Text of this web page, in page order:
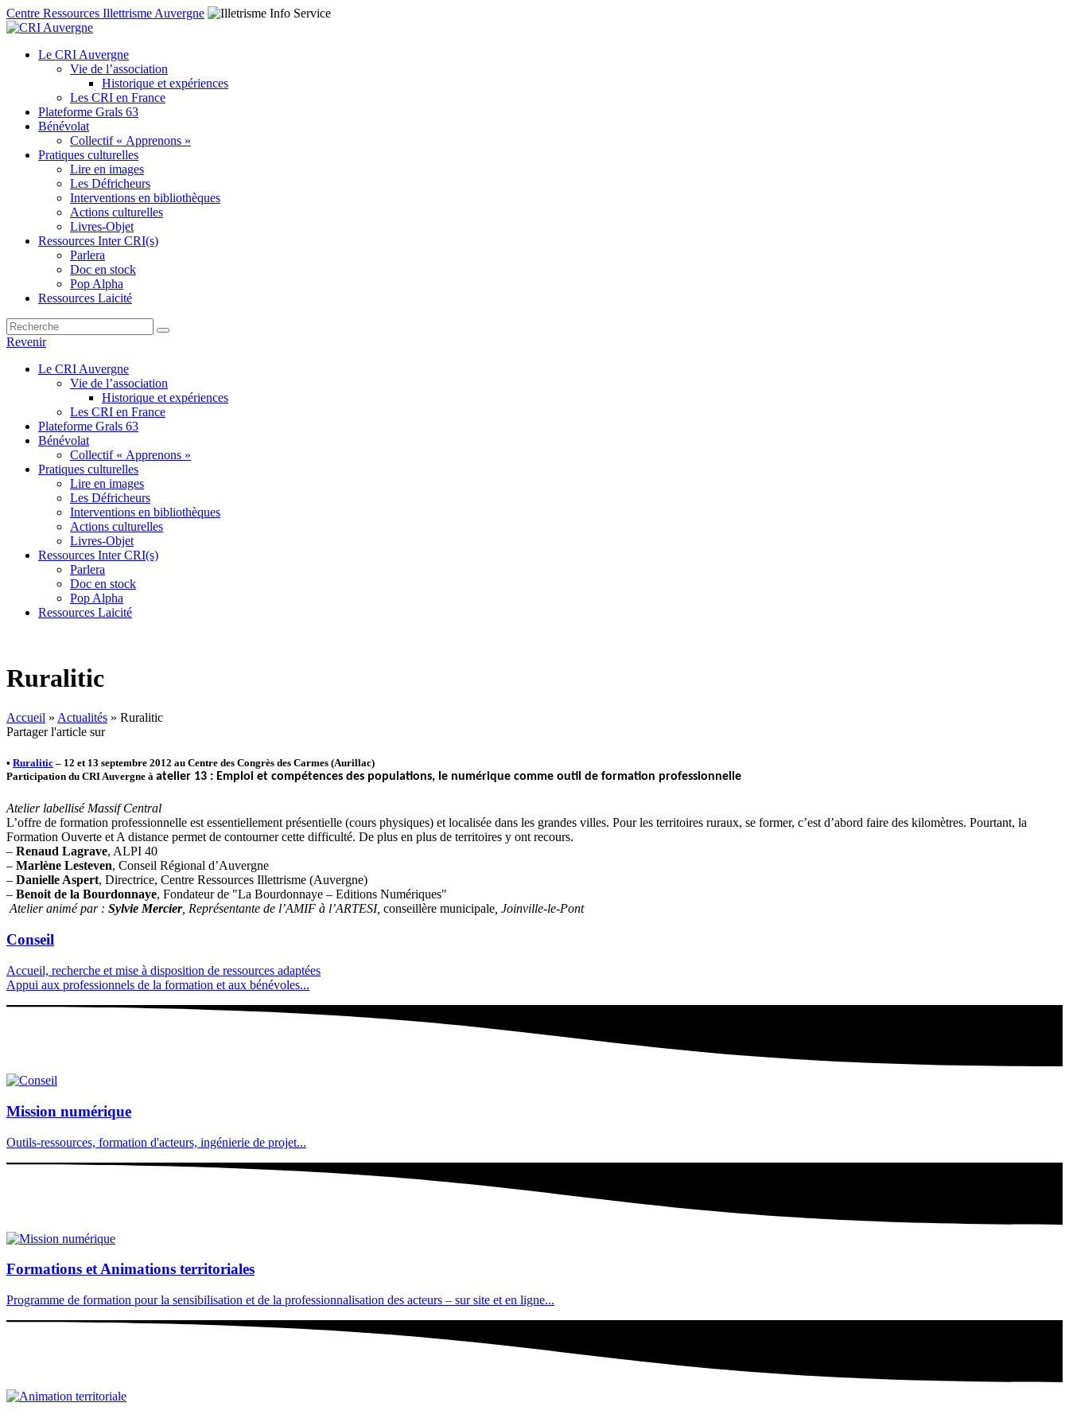
Centre Ressources Illettrisme Auvergne
Le CRI Auvergne
Vie de l’association
Historique et expériences
Les CRI en France
Plateforme Grals 63
Bénévolat
Collectif « Apprenons »
Pratiques culturelles
Lire en images
Les Défricheurs
Interventions en bibliothèques
Actions culturelles
Livres-Objet
Ressources Inter CRI(s)
Parlera
Doc en stock
Pop Alpha
Ressources Laicité
Revenir
Le CRI Auvergne
Vie de l’association
Historique et expériences
Les CRI en France
Plateforme Grals 63
Bénévolat
Collectif « Apprenons »
Pratiques culturelles
Lire en images
Les Défricheurs
Interventions en bibliothèques
Actions culturelles
Livres-Objet
Ressources Inter CRI(s)
Parlera
Doc en stock
Pop Alpha
Ressources Laicité
Ruralitic
Accueil » Actualités » Ruralitic
Partager l'article sur
• Ruralitic – 12 et 13 septembre 2012 au Centre des Congrès des Carmes (Aurillac)
Participation du CRI Auvergne à atelier 13 : Emploi et compétences des populations, le numérique comme outil de formation professionnelle
Atelier labellisé Massif Central
L’offre de formation professionnelle est essentiellement présentielle (cours physiques) et localisée dans les grandes villes. Pour les territoires ruraux, se former, c’est d’abord faire des kilomètres. Pourtant, la
Formation Ouverte et A distance permet de contourner cette difficulté. De plus en plus de territoires y ont recours.
– Renaud Lagrave, ALPI 40
– Marlène Lesteven, Conseil Régional d’Auvergne
– Danielle Aspert, Directrice, Centre Ressources Illettrisme (Auvergne)
– Benoit de la Bourdonnaye, Fondateur de "La Bourdonnaye – Editions Numériques"
Atelier animé par : Sylvie Mercier, Représentante de l’AMIF à l’ARTESI, conseillère municipale , Joinville-le-Pont
Conseil
Accueil, recherche et mise à disposition de ressources adaptées
Appui aux professionnels de la formation et aux bénévoles...
Mission numérique
Outils-ressources, formation d'acteurs, ingénierie de projet...
Formations et Animations territoriales
Programme de formation pour la sensibilisation et de la professionnalisation des acteurs – sur site et en ligne...